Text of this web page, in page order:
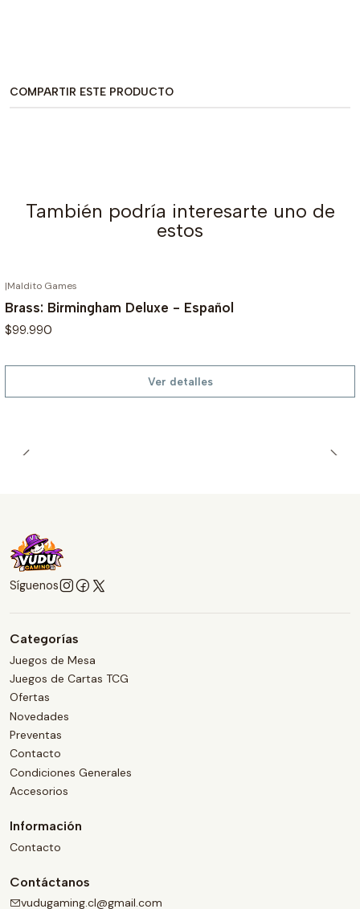
COMPARTIR ESTE PRODUCTO
También podría interesarte uno de
estos
|Maldito Games
Brass: Birmingham Deluxe - Español
$99.990
Ver detalles
Síguenos
Categorías
Juegos de Mesa
Juegos de Cartas TCG
Ofertas
Novedades
Preventas
Contacto
Condiciones Generales
Accesorios
Información
Contacto
Contáctanos
vudugaming.cl@gmail.com